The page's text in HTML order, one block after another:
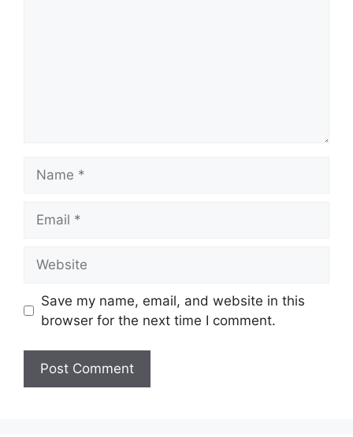
Save my name, email, and website in this
browser for the next time I comment.